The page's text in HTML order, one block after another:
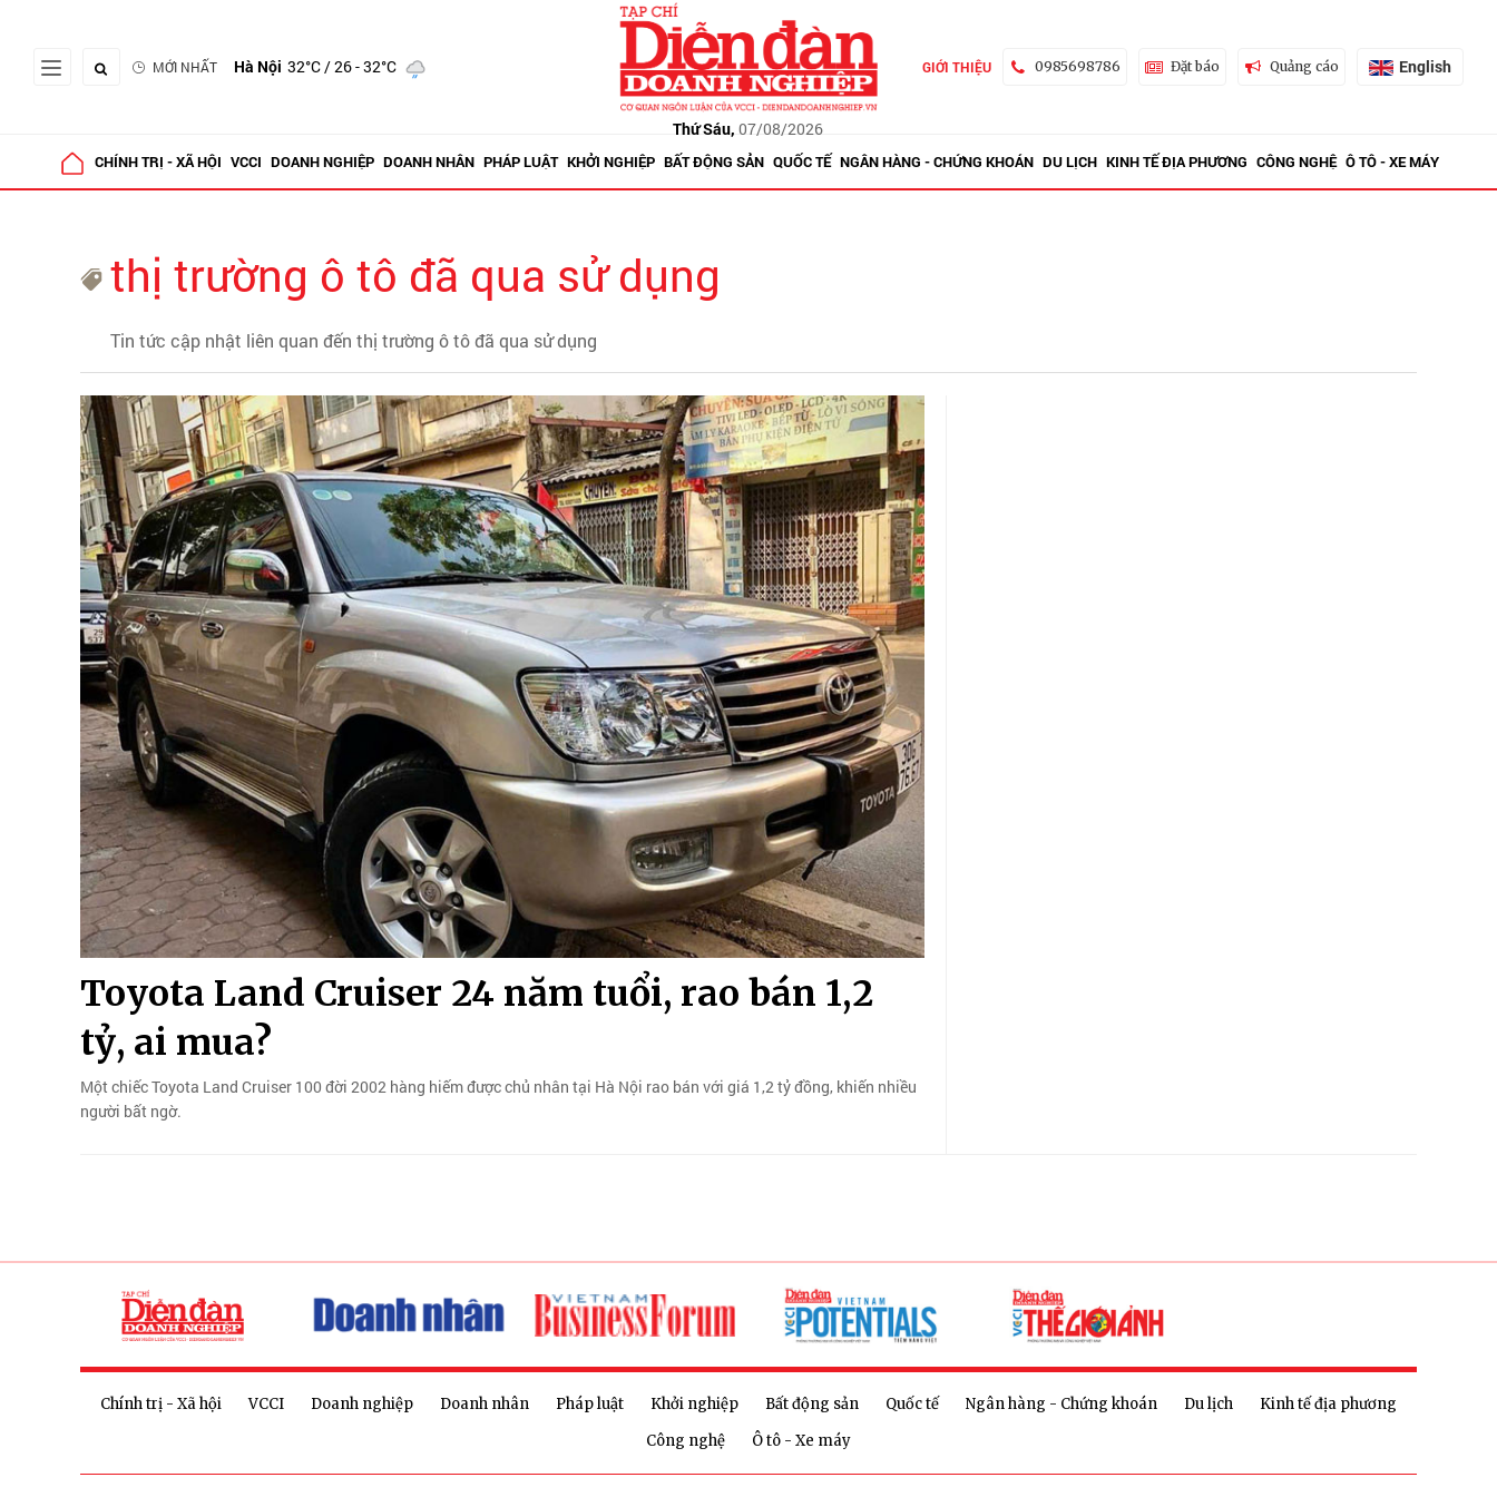
MỚI NHẤT Hà Nội 32°C/ 26 - 32°C
Thứ Sáu, 07/08/2026
GIỚI THIỆU 0985698786 Đặt báo Quảng cáo English
CHÍNH TRỊ - XÃ HỘI VCCI DOANH NGHIỆP DOANH NHÂN PHÁP LUẬT KHỞI NGHIỆP BẤT ĐỘNG SẢN QUỐC TẾ NGÂN HÀNG - CHỨNG KHOÁN DU LỊCH KINH TẾ ĐỊA PHƯƠNG CÔNG NGHỆ Ô TÔ - XE MÁY
thị trường ô tô đã qua sử dụng
Tin tức cập nhật liên quan đến thị trường ô tô đã qua sử dụng
Toyota Land Cruiser 24 năm tuổi, rao bán 1,2
tỷ, ai mua?
Một chiếc Toyota Land Cruiser 100 đời 2002 hàng hiếm được chủ nhân tại Hà Nội rao bán với giá 1,2 tỷ đồng, khiến nhiều
người bất ngờ.
Chính trị - Xã hội VCCI Doanh nghiệp Doanh nhân Pháp luật Khởi nghiệp Bất động sản Quốc tế Ngân hàng - Chứng khoán Du lịch
Kinh tế địa phương
Công nghệ
Ô tô - Xe máy